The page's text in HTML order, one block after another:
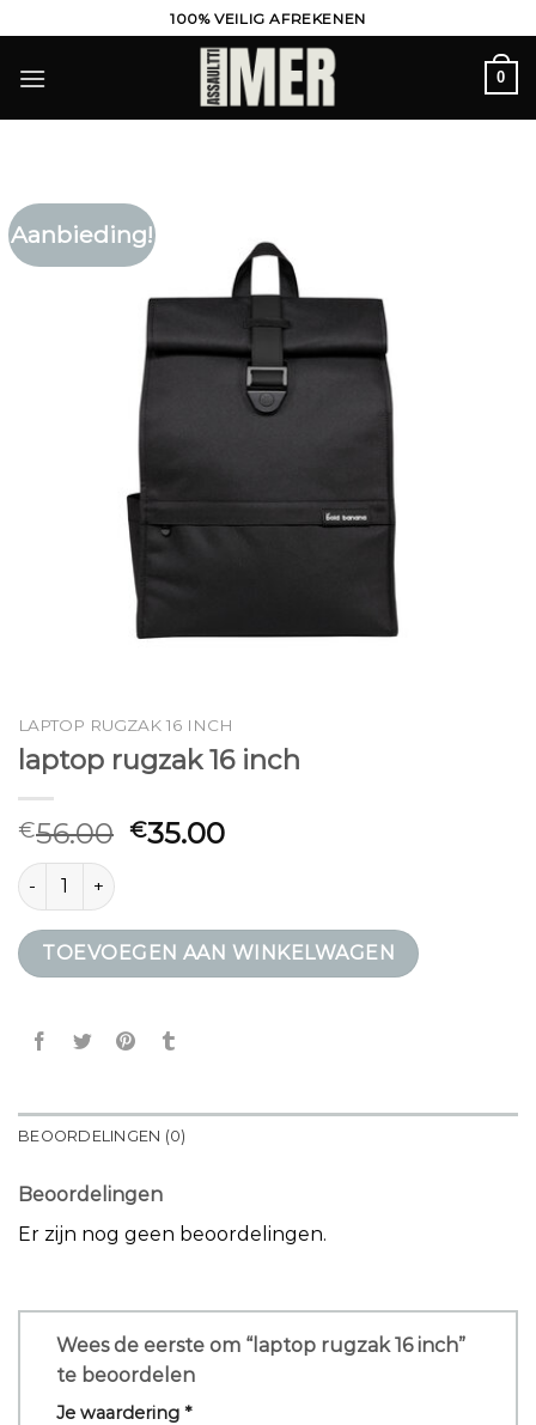
naar
inhoud
100% VEILIG AFREKENEN
0
Aanbieding!
LAPTOP RUGZAK 16 INCH
laptop rugzak 16 inch
€56.00 €35.00
laptop rugzak 16 inch aantal
TOEVOEGEN AAN WINKELWAGEN
BEOORDELINGEN (0)
Beoordelingen
Er zijn nog geen beoordelingen.
Wees de eerste om “laptop rugzak 16 inch”
te beoordelen
Je waardering *